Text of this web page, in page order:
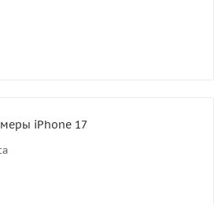
iPhone 17